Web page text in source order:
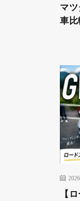
マ
車比
【